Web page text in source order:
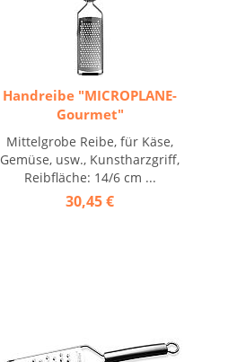
Handreibe "MICROPLANE-
Gourmet"
Mittelgrobe Reibe, für Käse,
Gemüse, usw., Kunstharzgriff,
Reibfläche: 14/6 cm ...
30,45 €